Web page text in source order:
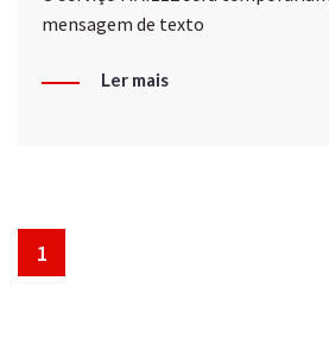
mensagem de texto
Ler mais
1